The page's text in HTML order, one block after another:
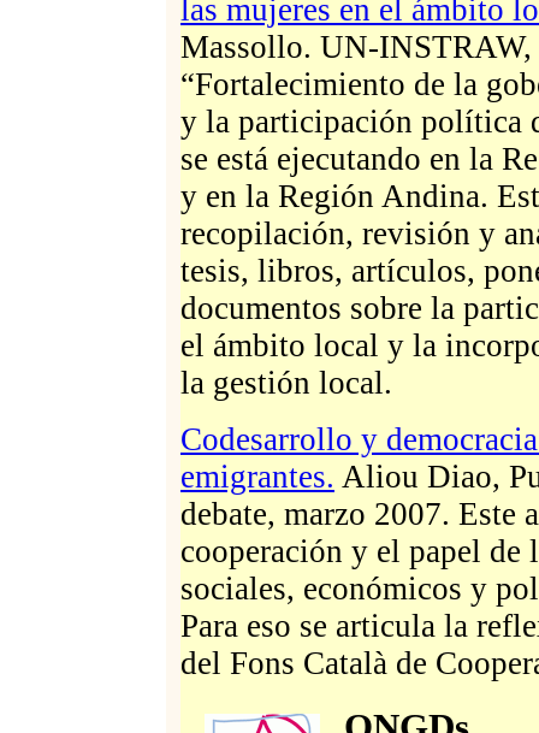
las mujeres en el ámbito
Massollo. UN-
“Fortalecimiento de la
y la participación política
se está ejecutando en la
y en la Región Andina.
recopilación, revisión y
tesis, libros, artículos,
documentos sobre la
el ámbito local y la
la gestión local.
Codesarrollo y
emigrantes. Aliou Diao,
debate, marzo 2007. Este
cooperación y el papel
sociales, económicos y
Para eso se articula la
del Fons Català de